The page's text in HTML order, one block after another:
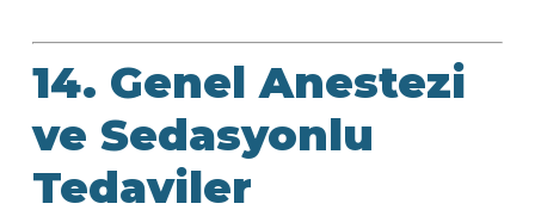
14. Genel Anestezi
ve Sedasyonlu
Tedaviler